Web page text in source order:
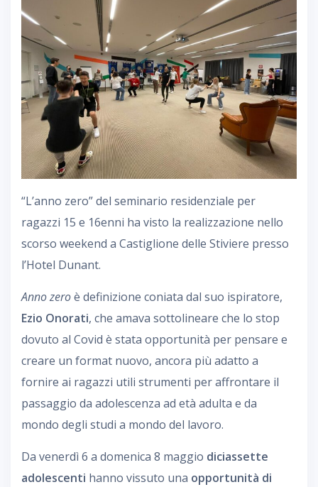
“L’anno zero” del seminario residenziale per
ragazzi 15 e 16enni ha visto la realizzazione nello
scorso weekend a Castiglione delle Stiviere presso
l’Hotel Dunant.
Anno zeroè definizione coniata dal suo ispiratore,
Ezio Onorati, che amava sottolineare che lo stop
dovuto al Covid è stata opportunità per pensare e
creare un format nuovo, ancora più adatto a
fornire ai ragazzi utili strumenti per affrontare il
passaggio da adolescenza ad età adulta e da
mondo degli studi a mondo del lavoro.
Da venerdì 6 a domenica 8 maggio diciassette
adolescenti hanno vissuto una opportunità di